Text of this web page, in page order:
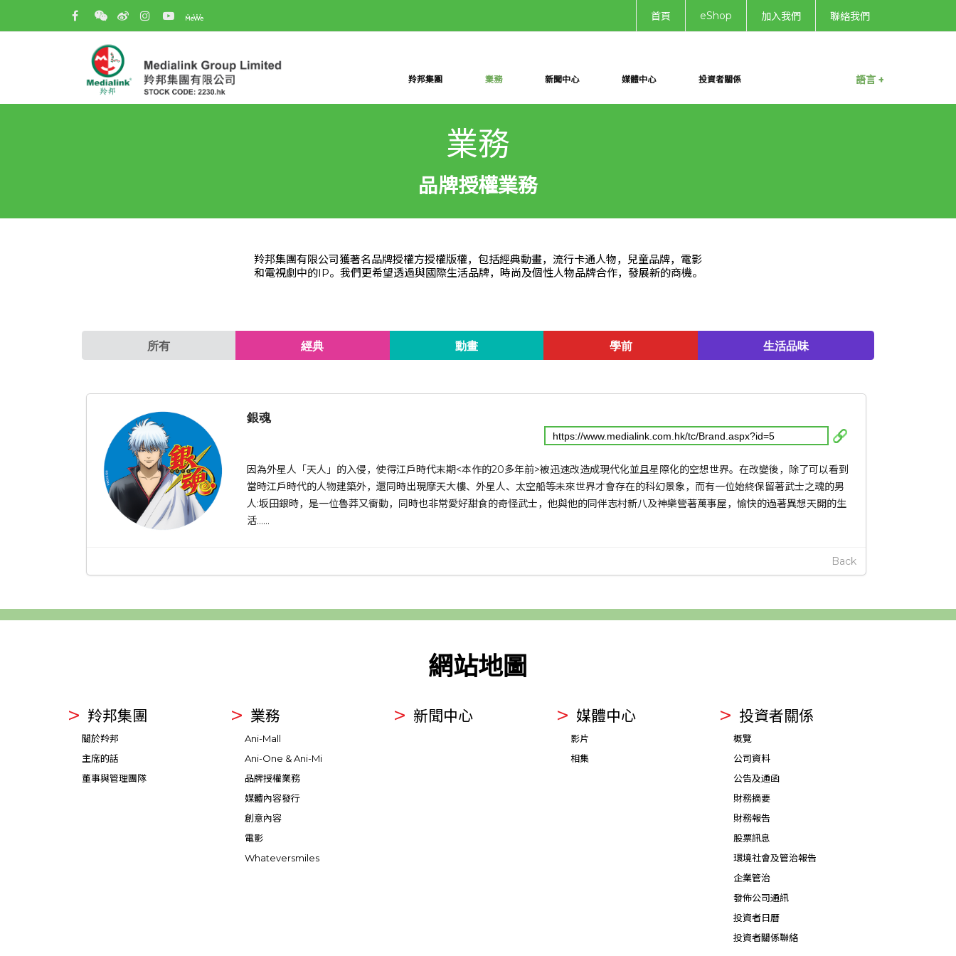
首頁 eShop 加入我們 聯絡我們
羚邦集團 業務 新聞中心 媒體中心 投資者關係 語言 +
業務
品牌授權業務
羚邦集團有限公司獲著名品牌授權方授權版權，包括經典動畫，流行卡通人物，兒童品牌，電影
和電視劇中的IP。我們更希望透過與國際生活品牌，時尚及個性人物品牌合作，發展新的商機。
所有 經典 動畫 學前 生活品味
銀魂
因為外星人「天人」的入侵，使得江戶時代末期<本作的20多年前>被迅速改造成現代化並且星際化的空想世界。在改變後，除了可以看到
當時江戶時代的人物建築外，還同時出現摩天大樓、外星人、太空船等未來世界才會存在的科幻景象，而有一位始終保留著武士之魂的男
人:坂田銀時，是一位魯莽又衝動，同時也非常愛好甜食的奇怪武士，他與他的同伴志村新八及神樂營著萬事屋，愉快的過著異想天開的生
活……
Back
網站地圖
羚邦集團
關於羚邦
主席的話
董事與管理團隊
業務
Ani-Mall
Ani-One & Ani-Mi
品牌授權業務
媒體內容發行
創意內容
電影
Whateversmiles
新聞中心 媒體中心
影片
相集
投資者關係
概覽
公司資料
公告及通函
財務摘要
財務報告
股票訊息
環境社會及管治報告
企業管治
發佈公司通訊
投資者日曆
投資者關係聯絡